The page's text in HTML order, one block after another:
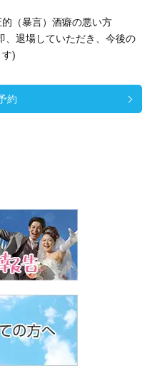
（暴言）酒癖の悪い方
退場していただき、今後の
)
約